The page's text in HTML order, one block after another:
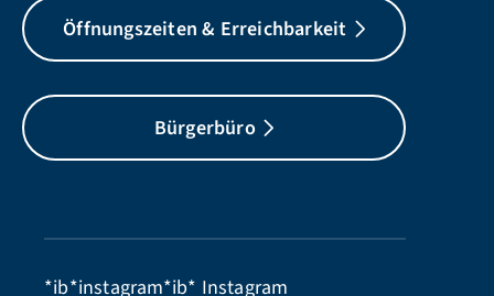
Öffnungszeiten & Erreichbarkeit
Bürgerbüro
*ib*instagram*ib* Instagram